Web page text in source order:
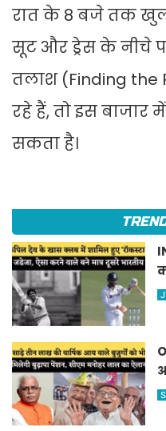
रात के 8 बजे तक
सूट और ड्रेस के नीचे
तलाश (Finding the
रहे हैं, तो इस
सकता है।